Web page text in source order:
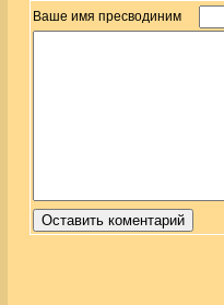
Ваше имя пресводиним